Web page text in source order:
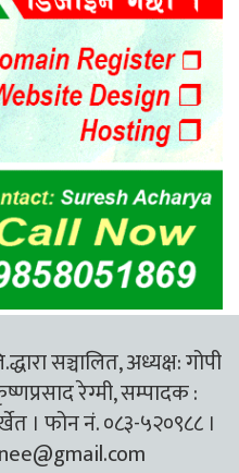
सञ्चालित, अध्यक्ष: गोपी
रेग्मी, सम्पादक :
। फोन नं. ०८३-५२०९८८ ।